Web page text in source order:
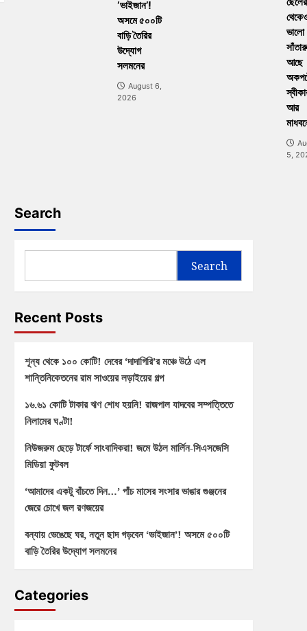
‘ভাইজান’!
অসমে ৫০০টি
বাড়ি তৈরির
উদ্যোগ
সলমনের
August 6,
2026
ভালো
সাঁতারু
আছে
আর
5,
Search
Search
Recent Posts
শূন্য থেকে ১০০ কোটি! দেবের ‘দাদাগিরি’র মঞ্চে উঠে এল
শান্তিনিকেতনের রাম সাওয়ের লড়াইয়ের গল্প
১৬.৬১ কোটি টাকার ঋণ শোধ হয়নি! রাজপাল যাদবের সম্পত্তিতে
নিলামের ঘণ্টা!
নিউজরুম ছেড়ে টার্ফে সাংবাদিকরা! জমে উঠল মার্লিন-সিএসজেসি
মিডিয়া ফুটবল
‘আমাদের একটু বাঁচতে দিন…’ পাঁচ মাসের সংসার ভাঙার গুঞ্জনের
জেরে চোখে জল রণজয়ের
বন্যায় ভেঙেছে ঘর, নতুন ছাদ গড়বেন ‘ভাইজান’! অসমে ৫০০টি
বাড়ি তৈরির উদ্যোগ সলমনের
Categories